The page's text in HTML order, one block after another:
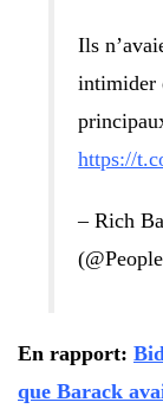
Ils
intimider
https://
– Rich
En rapport:
que Barack